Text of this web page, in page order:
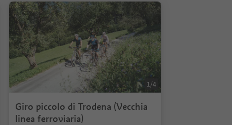
1/4
Giro piccolo di Trodena (Vecchia
linea ferroviaria)